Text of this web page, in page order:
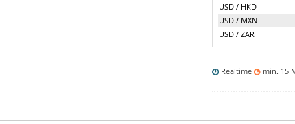
USD / HKD
USD / MXN
USD / ZAR
Realtime min. 15